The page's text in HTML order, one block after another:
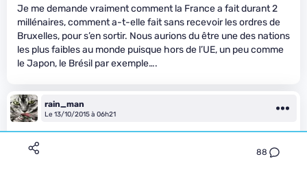
88
Je me demande vraiment comment la France a fait durant 2
millénaires, comment a-t-elle fait sans recevoir les ordres de
Bruxelles, pour s’en sortir. Nous aurions du être une des nations
les plus faibles au monde puisque hors de l’UE, un peu comme
le Japon, le Brésil par exemple….
rain_man
Le 13/10/2015 à 06h21
Moi qui me réjouissait d’avoir peut-être bientôt la fibre. Je crois
que ça sent le sapin. Je vais encore devoir patienter avec ma